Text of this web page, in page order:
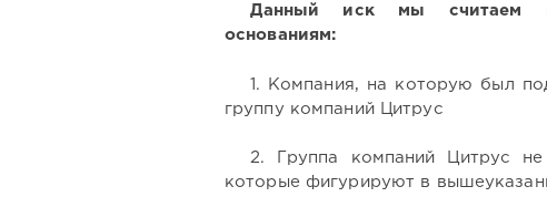
Данный иск мы считаем
основаниям:
1. Компания, на которую был
группу компаний Цитрус
2. Группа компаний Цитрус не
которые фигурируют в